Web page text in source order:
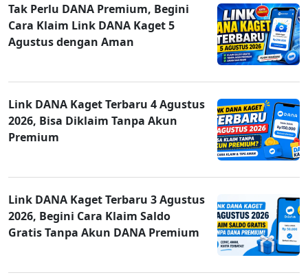
Tak Perlu DANA Premium, Begini
Cara Klaim Link DANA Kaget 5
Agustus dengan Aman
Link DANA Kaget Terbaru 4 Agustus
2026, Bisa Diklaim Tanpa Akun
Premium
Link DANA Kaget Terbaru 3 Agustus
2026, Begini Cara Klaim Saldo
Gratis Tanpa Akun DANA Premium